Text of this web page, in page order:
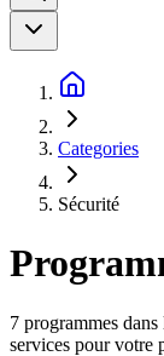
Categories
Sécurité
7 programmes
services pour votre